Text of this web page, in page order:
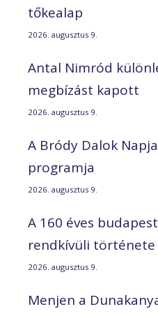
tőkealap
2026. augusztus 9.
Antal Nimród
megbízást kapott
2026. augusztus 9.
A Bródy Dalok
programja
2026. augusztus 9.
A 160 éves
rendkívüli története
2026. augusztus 9.
Menjen a